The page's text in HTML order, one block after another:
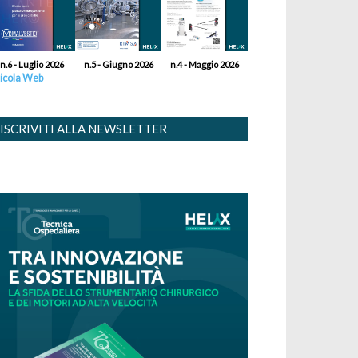
n.6 - Luglio 2026 n.5 - Giugno 2026 n.4 - Maggio 2026
Web
ISCRIVITI ALLA NEWSLETTER